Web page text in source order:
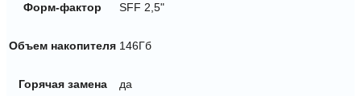
Форм-фактор SFF 2,5"
Объем накопителя 146Гб
Горячая замена да